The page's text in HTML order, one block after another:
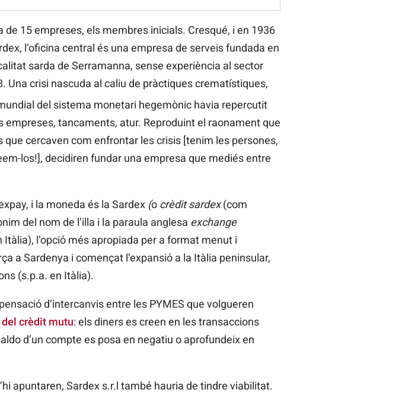
15 empreses, els membres inicials. Cresqué, i en 1936
l’oficina central és una empresa de serveis fundada en
sarda de Serramanna, sense experiència al sector
crisi nascuda al caliu de pràctiques crematístiques,
del sistema monetari hegemònic havia repercutit
tancaments, atur. Reproduint el raonament que
que cercaven com enfrontar les crisis [tenim les persones,
los!], decidiren fundar una empresa que mediés entre
i la moneda és la Sardex(o crèdit sardex(com
del nom de l’illa i la paraula anglesa exchange
l’opció més apropiada per a format menut i
a Sardenya i començat l’expansió a la Itàlia peninsular,
(s.p.a. en Itàlia).
d’intercanvis entre les PYMES que volgueren
crèdit mutu: els diners es creen en les transaccions
d’un compte es posa en negatiu o aprofundeix en
apuntaren, Sardex s.r.l també hauria de tindre viabilitat.